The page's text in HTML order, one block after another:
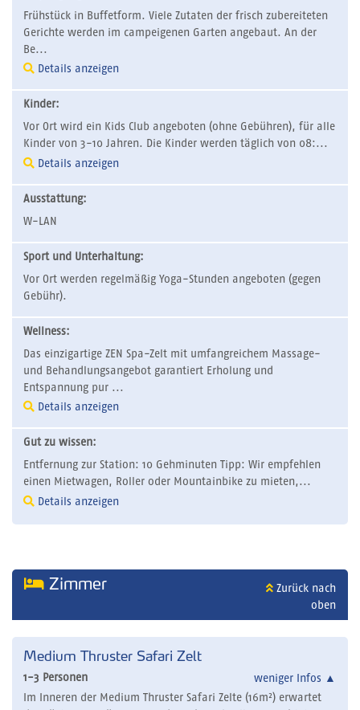
Frühstück in Buffetform. Viele Zutaten der frisch zubereiteten
Gerichte werden im campeigenen Garten angebaut. An der
Be...
Details anzeigen
Kinder:
Vor Ort wird ein Kids Club angeboten (ohne Gebühren), für alle
Kinder von 3-10 Jahren. Die Kinder werden täglich von 08:...
Details anzeigen
Ausstattung:
W-LAN
Sport und Unterhaltung:
Vor Ort werden regelmäßig Yoga-Stunden angeboten (gegen
Gebühr).
Wellness:
Das einzigartige ZEN Spa-Zelt mit umfangreichem Massage-
und Behandlungsangebot garantiert Erholung und
Entspannung pur ...
Details anzeigen
Gut zu wissen:
Entfernung zur Station: 10 Gehminuten Tipp: Wir empfehlen
einen Mietwagen, Roller oder Mountainbike zu mieten,...
Details anzeigen
Zimmer
Zurück nach
oben
Medium Thruster Safari Zelt
1-3 Personen weniger Infos ▲
Im Inneren der Medium Thruster Safari Zelte (16m²) erwartet